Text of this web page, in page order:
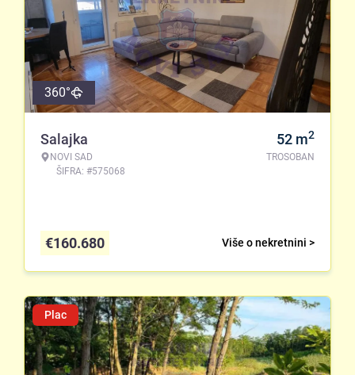
360°
Salajka
NOVI SAD
ŠIFRA: #575068
52 m2
TROSOBAN
Više o nekretnini >
€160.680
Plac